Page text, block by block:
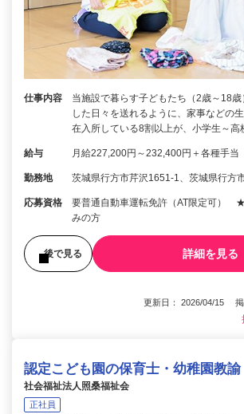
仕事内容
当施設で暮らす子どもたち（2歳～18
した日々を送れるように、家事などの
在入所している8割以上が、小学生～高
給与 月給227,200円～232,400円＋各種手当
勤務地 茨城県行方市芹沢1651-1、茨城県行方
応募資格
要普通自動車運転免許（AT限定可）
みの方
後で見る 詳細を見る
更新日： 2026/04/15 掲
認定こども園の保育士・幼稚園教諭
社会福祉法人照桑福祉会
正社員